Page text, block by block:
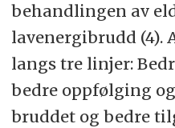
behandlingen av
lavenergibrudd (4).
langs tre linjer:
bedre oppfølging
bruddet og bedre